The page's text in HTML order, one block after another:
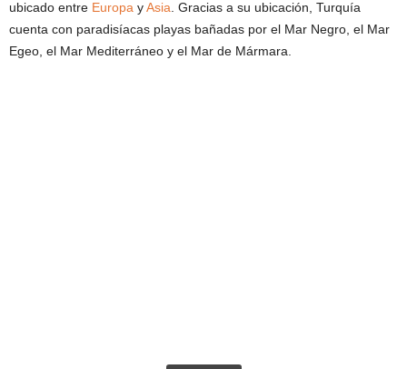
ubicado entre Europa yAsia . Gracias a su ubicación, Turquía
cuenta con paradisíacas playas bañadas por el Mar Negro, el Mar
Egeo, el Mar Mediterráneo y el Mar de Mármara.